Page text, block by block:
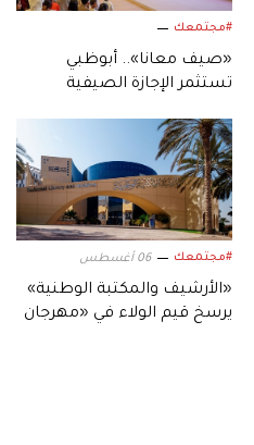
#مجتمعك
«صيف معانا».. أبوظبي
تستثمر الإجازة الصيفية
#مجتمعك 06 أغسطس
«الأرشيف والمكتبة الوطنية»
يرسخ قيم الولاء في «مهرجان